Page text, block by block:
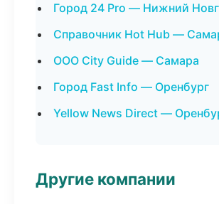
Город 24 Pro — Нижний
Справочник Hot Hub —
ООО City Guide — Самара
Город Fast Info — Оренбург
Yellow News Direct —
Другие компании